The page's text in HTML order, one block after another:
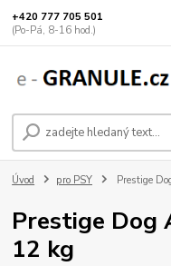
+420 777 705 501
(Po-Pá, 8-16 hod.)
Úvod pro PSY Prestige
Prestige Dog
12 kg